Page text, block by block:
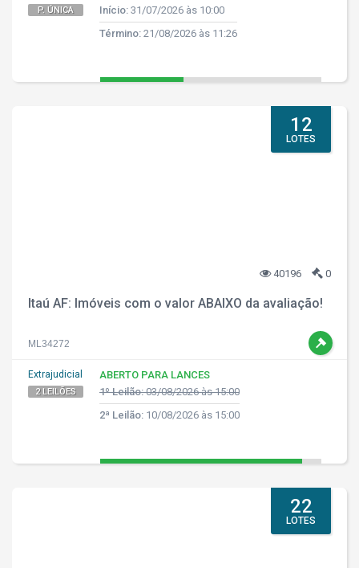
P. ÚNICA
Início: 31/07/2026 às 10:00
Término: 21/08/2026 às 11:26
12
LOTES
40196 0
Itaú AF: Imóveis com o valor ABAIXO da avaliação!
ML34272
Extrajudicial
2 LEILÕES
ABERTO PARA LANCES
1º Leilão:03/08/2026 às 15:00
2ª Leilão: 10/08/2026 às 15:00
22
LOTES